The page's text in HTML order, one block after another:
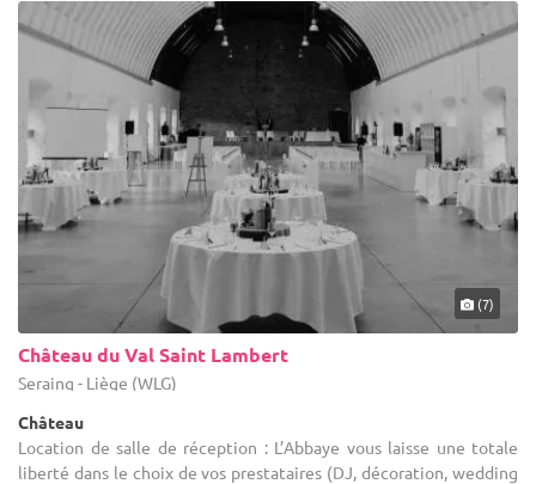
(7)
Château du Val Saint Lambert
Seraing - Liège (WLG)
Château
Location de salle de réception : L’Abbaye vous laisse une totale
liberté dans le choix de vos prestataires (DJ, décoration, wedding